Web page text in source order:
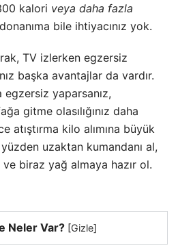
kalori veya daha fazla
bile ihtiyacınız yok.
TV izlerken egzersiz
başka avantajlar da vardır.
egzersiz yaparsanız,
gitme olasılığınız daha
atıştırma kilo alımına büyük
uzaktan kumandanı al,
biraz yağ almaya hazır ol.
Neler Var? [Gizle]